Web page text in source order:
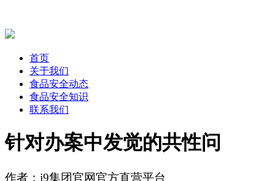
首页
关于我们
食品安全动态
食品安全知识
联系我们
针对办案中发觉的共性问
作者：j9集团官网官方直营平台